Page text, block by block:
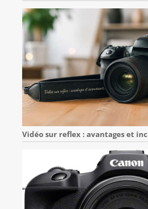
Vidéo sur reflex : avantages et